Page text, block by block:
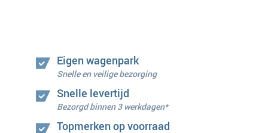
Eigen wagenpark
Snelle en veilige bezorging
Snelle levertijd
Bezorgd binnen 3 werkdagen*
Topmerken op voorraad